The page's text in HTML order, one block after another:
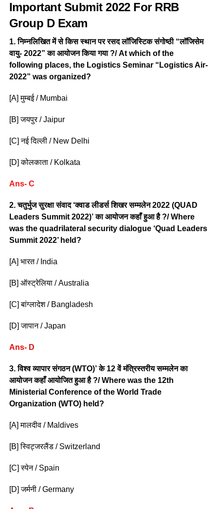
Important Submit 2022 For RRB
Group D Exam
1. निम्नलिखित में से किस स्थान पर रसद लॉजिस्टिक संगोष्ठी “लॉजिसेम
वायु- 2022” का आयोजन किया गया ?/ At which of the
following places, the Logistics Seminar “Logistics Air-
2022” was organized?
[A] मुम्बई / Mumbai
[B] जयपुर / Jaipur
[C] नई दिल्ली / New Delhi
[D] कोलकाता / Kolkata
Ans- C
2. चतुर्भुज सुरक्षा संवाद ‘क्वाड लीडर्स शिखर सम्मलेन 2022 (QUAD
Leaders Summit 2022)’ का आयोजन कहाँ हुआ है ?/ Where
was the quadrilateral security dialogue ‘Quad Leaders
Summit 2022’ held?
[A] भारत / India
[B] ऑस्ट्रेलिया / Australia
[C] बांग्लादेश / Bangladesh
[D] जापान / Japan
Ans- D
3. विश्व व्यापार संगठन (WTO)’ के 12 वें मंत्रिस्तरीय सम्मलेन का
आयोजन कहाँ आयोजित हुआ है ?/ Where was the 12th
Ministerial Conference of the World Trade
Organization (WTO) held?
[A] मालदीव / Maldives
[B] स्विट्जरलैंड / Switzerland
[C] स्पेन / Spain
[D] जर्मनी / Germany